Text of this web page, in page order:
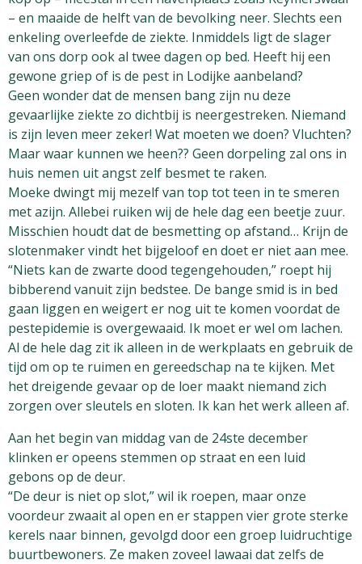
– en maaide de helft van de bevolking neer. Slechts een
enkeling overleefde de ziekte. Inmiddels ligt de slager
van ons dorp ook al twee dagen op bed. Heeft hij een
gewone griep of is de pest in Lodijke aanbeland?
Geen wonder dat de mensen bang zijn nu deze
gevaarlijke ziekte zo dichtbij is neergestreken. Niemand
is zijn leven meer zeker! Wat moeten we doen? Vluchten?
Maar waar kunnen we heen?? Geen dorpeling zal ons in
huis nemen uit angst zelf besmet te raken.
Moeke dwingt mij mezelf van top tot teen in te smeren
met azijn. Allebei ruiken wij de hele dag een beetje zuur.
Misschien houdt dat de besmetting op afstand… Krijn de
slotenmaker vindt het bijgeloof en doet er niet aan mee.
“Niets kan de zwarte dood tegengehouden,” roept hij
bibberend vanuit zijn bedstee. De bange smid is in bed
gaan liggen en weigert er nog uit te komen voordat de
pestepidemie is overgewaaid. Ik moet er wel om lachen.
Al de hele dag zit ik alleen in de werkplaats en gebruik de
tijd om op te ruimen en gereedschap na te kijken. Met
het dreigende gevaar op de loer maakt niemand zich
zorgen over sleutels en sloten. Ik kan het werk alleen af.
Aan het begin van middag van de 24ste december
klinken er opeens stemmen op straat en een luid
gebons op de deur.
“De deur is niet op slot,” wil ik roepen, maar onze
voordeur zwaait al open en er stappen vier grote sterke
kerels naar binnen, gevolgd door een groep luidruchtige
buurtbewoners. Ze maken zoveel lawaai dat zelfs de